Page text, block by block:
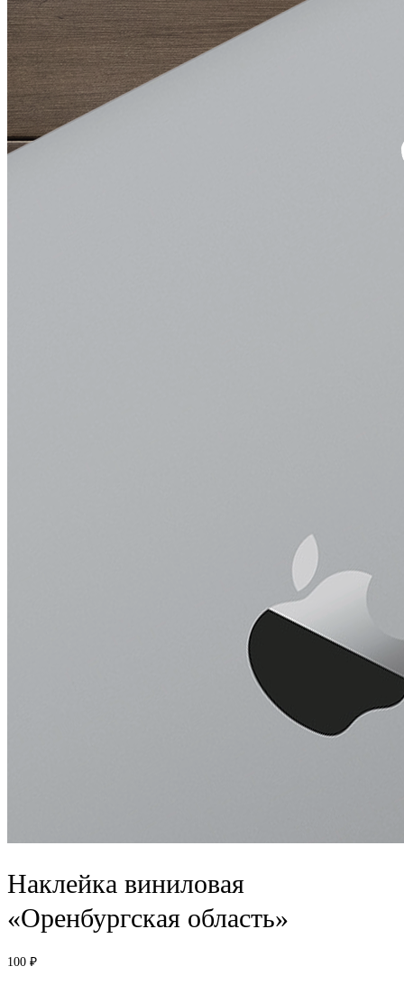
Наклейка виниловая
«Оренбургская область»
100 ₽